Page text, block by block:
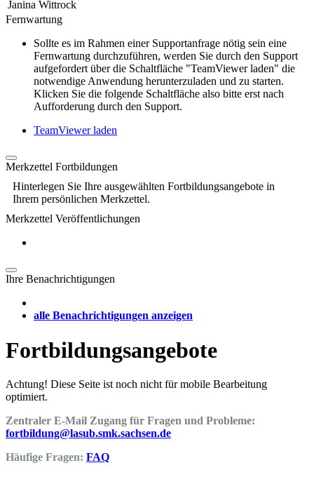
Janina Wittrock
Fernwartung
Sollte es im Rahmen einer Supportanfrage nötig sein eine
Fernwartung durchzuführen, werden Sie durch den Support
aufgefordert über die Schaltfläche "TeamViewer laden" die
notwendige Anwendung herunterzuladen und zu starten.
Klicken Sie die folgende Schaltfläche also bitte erst nach
Aufforderung durch den Support.
TeamViewer laden
Merkzettel Fortbildungen
Hinterlegen Sie Ihre ausgewählten Fortbildungsangebote in
Ihrem persönlichen Merkzettel.
Merkzettel Veröffentlichungen
Ihre Benachrichtigungen
alle Benachrichtigungen anzeigen
Fortbildungsangebote
Achtung! Diese Seite ist noch nicht für mobile Bearbeitung
optimiert.
Zentraler E-Mail Zugang für Fragen und Probleme:
fortbildung@lasub.smk.sachsen.de
Häufige Fragen: FAQ